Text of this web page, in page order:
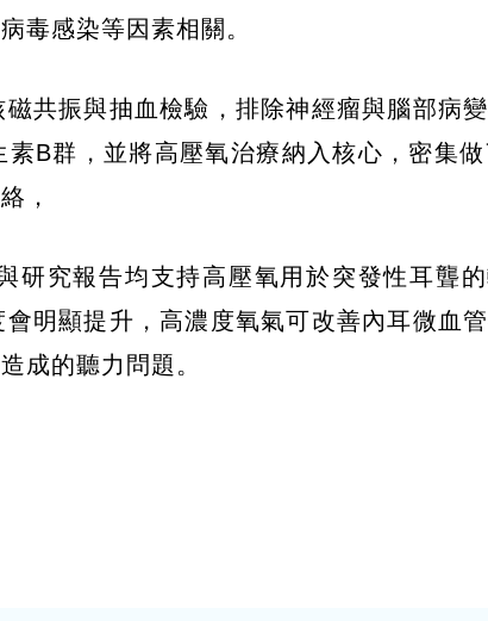
毒感染等因素相關。
共振與抽血檢驗，排除神經瘤與腦部病
B群，並將高壓氧治療納入核心，密集做
，
研究報告均支持高壓氧用於突發性耳聾
明顯提升，高濃度氧氣可改善內耳微血
成的聽力問題。